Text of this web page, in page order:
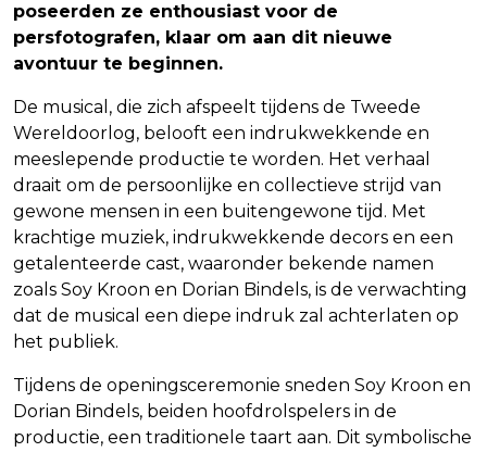
poseerden ze enthousiast voor de
persfotografen, klaar om aan dit nieuwe
avontuur te beginnen.
De musical, die zich afspeelt tijdens de Tweede
Wereldoorlog, belooft een indrukwekkende en
meeslepende productie te worden. Het verhaal
draait om de persoonlijke en collectieve strijd van
gewone mensen in een buitengewone tijd. Met
krachtige muziek, indrukwekkende decors en een
getalenteerde cast, waaronder bekende namen
zoals Soy Kroon en Dorian Bindels, is de verwachting
dat de musical een diepe indruk zal achterlaten op
het publiek.
Tijdens de openingsceremonie sneden Soy Kroon en
Dorian Bindels, beiden hoofdrolspelers in de
productie, een traditionele taart aan. Dit symbolische